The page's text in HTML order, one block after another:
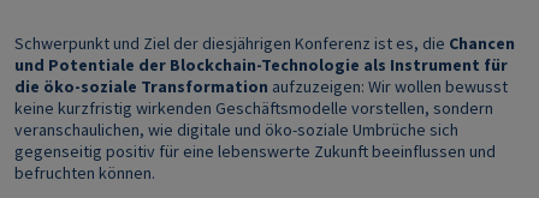
Schwerpunkt und Ziel der diesjährigen Konferenz ist es, die Chancen
und Potentiale der Blockchain-Technologie als Instrument für
die öko-soziale Transformation aufzuzeigen: Wir wollen bewusst
keine kurzfristig wirkenden Geschäftsmodelle vorstellen, sondern
veranschaulichen, wie digitale und öko-soziale Umbrüche sich
gegenseitig positiv für eine lebenswerte Zukunft beeinflussen und
befruchten können.